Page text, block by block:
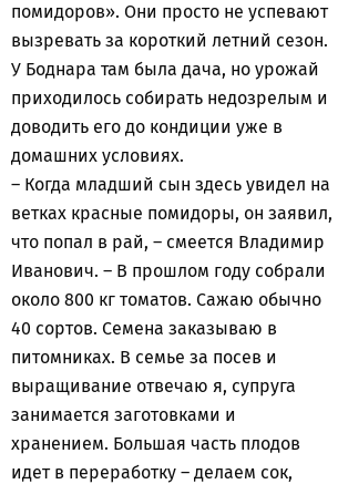
помидоров». Они просто не успевают
вызревать за короткий летний сезон.
У Боднара там была дача, но урожай
приходилось собирать недозрелым и
доводить его до кондиции уже в
домашних условиях.
– Когда младший сын здесь увидел на
ветках красные помидоры, он заявил,
что попал в рай, – смеется Владимир
Иванович. – В прошлом году собрали
около 800 кг томатов. Сажаю обычно
40 сортов. Семена заказываю в
питомниках. В семье за посев и
выращивание отвечаю я, супруга
занимается заготовками и
хранением. Большая часть плодов
идет в переработку – делаем сок,